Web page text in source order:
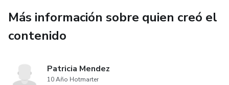
salud capilar.
Más información sobre quien creó el
contenido
Patricia Mendez
10 Año Hotmarter